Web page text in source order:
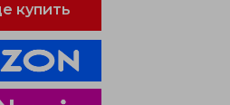
купить